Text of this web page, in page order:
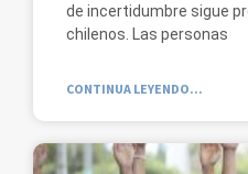
de incertidumbre sigue
chilenos. Las personas
CONTINUA LEYENDO...